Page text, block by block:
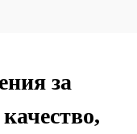
за